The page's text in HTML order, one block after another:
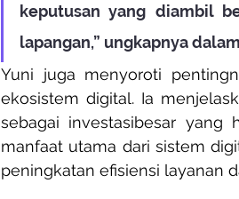
keputusan yang diambil
lapangan,” ungkapnya
Yuni juga menyoroti
ekosistem digital. Ia
sebagai investasibesar yang
manfaat utama dari sistem
peningkatan efisiensi layanan